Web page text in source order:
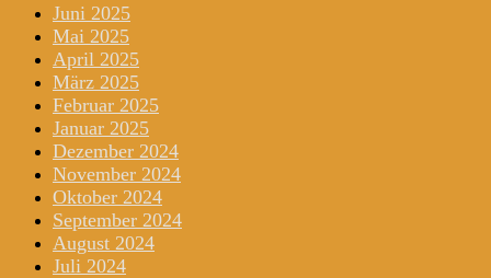
Juni 2025
Mai 2025
April 2025
März 2025
Februar 2025
Januar 2025
Dezember 2024
November 2024
Oktober 2024
September 2024
August 2024
Juli 2024